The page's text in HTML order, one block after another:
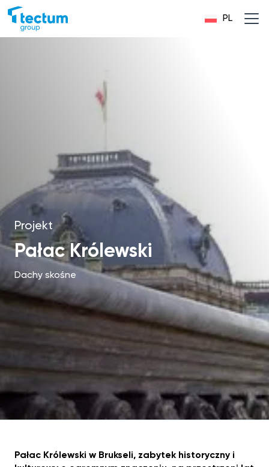
PL
Projekt
Pałac Królewski
Dachy skośne
Pałac Królewski w Brukseli, zabytek historyczny i